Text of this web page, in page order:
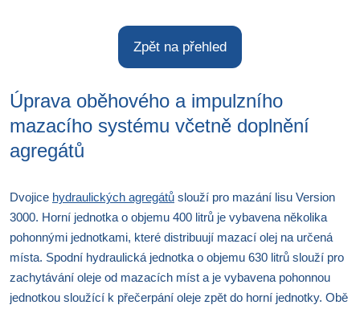
Zpět na přehled
Úprava oběhového a impulzního
mazacího systému včetně doplnění
agregátů
Dvojice hydraulických agregátů slouží pro mazání lisu Version
3000. Horní jednotka o objemu 400 litrů je vybavena několika
pohonnými jednotkami, které distribuují mazací olej na určená
místa. Spodní hydraulická jednotka o objemu 630 litrů slouží pro
zachytávání oleje od mazacích míst a je vybavena pohonnou
jednotkou sloužící k přečerpání oleje zpět do horní jednotky. Obě